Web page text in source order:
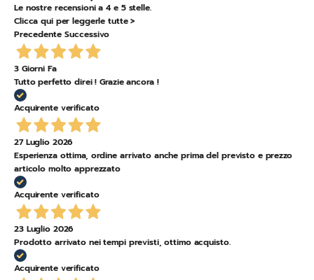
Le nostre recensioni a 4 e 5 stelle.
Clicca qui per leggerle tutte >
Precedente Successivo
3 Giorni Fa
Tutto perfetto direi ! Grazie ancora !
Acquirente verificato
27 Luglio 2026
Esperienza ottima, ordine arrivato anche prima del previsto e prezzo
articolo molto apprezzato
Acquirente verificato
23 Luglio 2026
Prodotto arrivato nei tempi previsti, ottimo acquisto.
Acquirente verificato